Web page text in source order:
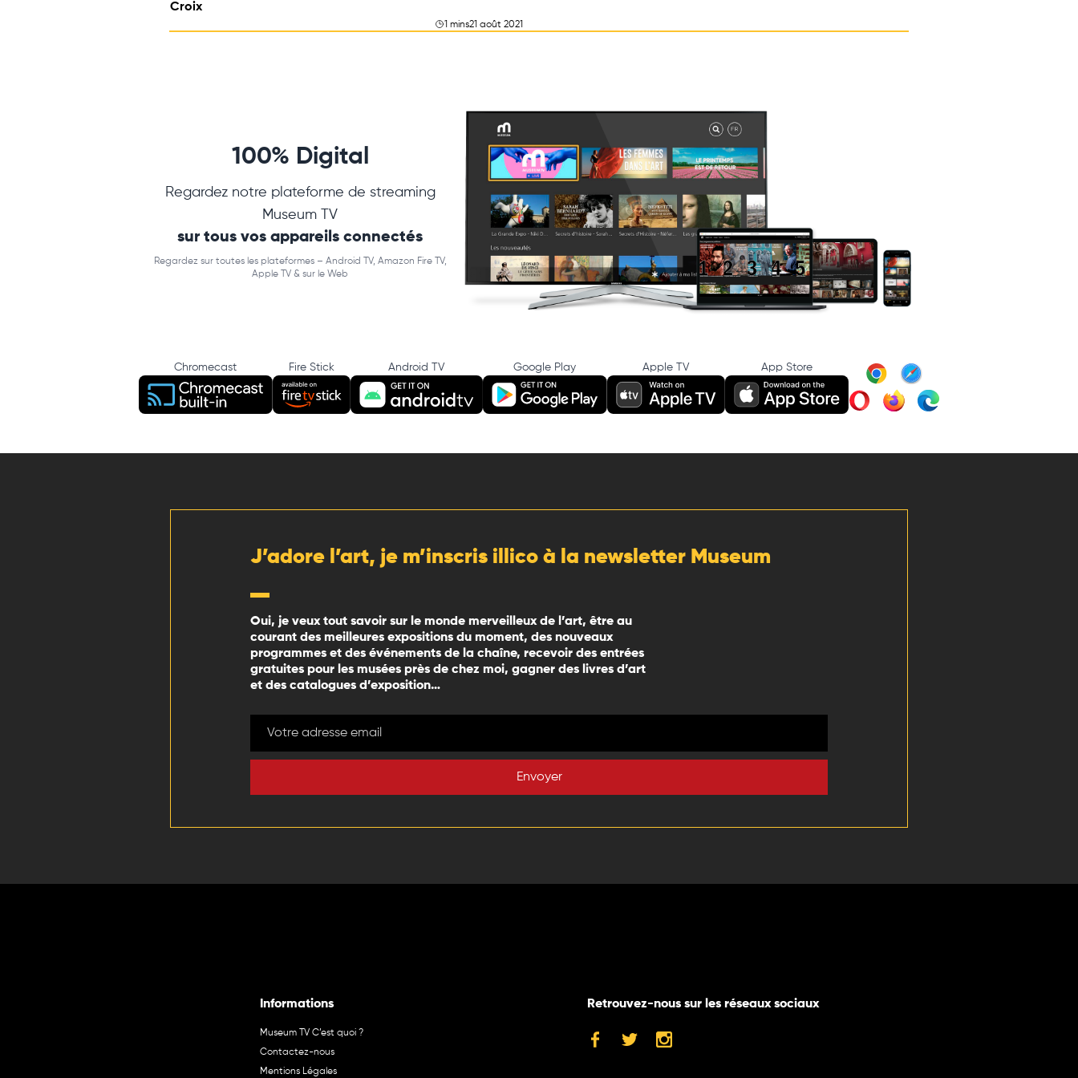
Croix
1 mins21 août 2021
100% Digital
Regardez notre plateforme de streaming
Museum TV
sur tous vos appareils connectés
Regardez sur toutes les plateformes – Android TV, Amazon Fire TV,
Apple TV & sur le Web
Chromecast Fire Stick Android TV Google Play Apple TV App Store
J’adore l’art, je m’inscris illico à la newsletter Museum
Oui, je veux tout savoir sur le monde merveilleux de l’art, être au
courant des meilleures expositions du moment, des nouveaux
programmes et des événements de la chaîne, recevoir des entrées
gratuites pour les musées près de chez moi, gagner des livres d’art
et des catalogues d’exposition…
Envoyer
Informations
Museum TV C’est quoi ?
Contactez-nous
Mentions Légales
Retrouvez-nous sur les réseaux sociaux